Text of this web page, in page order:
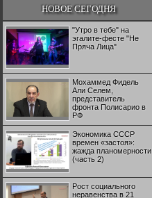
НОВОЕ СЕГОДНЯ
"Утро в тебе" на
эгалите-фесте "Не
Пряча Лица"
Мохаммед Фидель
Али Селем,
представитель
фронта Полисарио в
РФ
Экономика СССР
времен «застоя»:
жажда планомерности
(часть 2)
Рост социального
неравенства в 21